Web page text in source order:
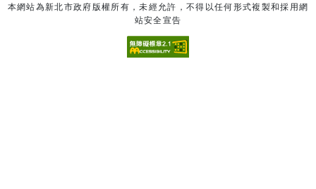
本網站為新北市政府版權所有，未經允許，不得以任何形式複製和採用網
站安全宣告